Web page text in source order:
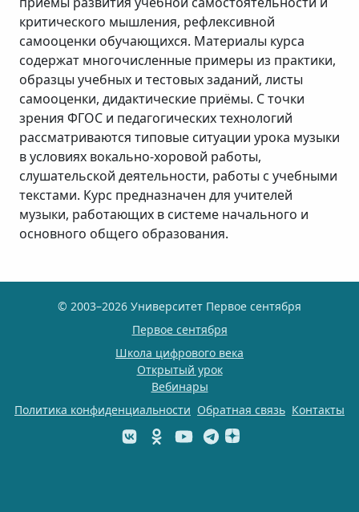
критического мышления, рефлексивной
самооценки обучающихся. Материалы курса
содержат многочисленные примеры из практики,
образцы учебных и тестовых заданий, листы
самооценки, дидактические приёмы. С точки
зрения ФГОС и педагогических технологий
рассматриваются типовые ситуации урока музыки
в условиях вокально-хоровой работы,
слушательской деятельности, работы с учебными
текстами. Курс предназначен для учителей
музыки, работающих в системе начального и
основного общего образования.
© 2003–2026 Университет Первое сентября
Первое сентября
Школа цифрового века
Открытый урок
Вебинары
Политика конфиденциальности Обратная связь Контакты